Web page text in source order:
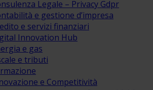
Legale – Privacy Gdpr
e gestione d’impresa
e servizi finanziari
Innovation Hub
e gas
e tributi
e Competitività